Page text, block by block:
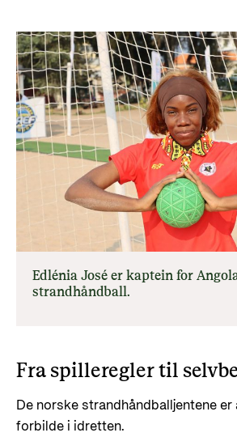
Edlénia José er kaptein for
strandhåndball.
Fra spilleregler til
De norske strandhåndballjentene er
forbilde i idretten.